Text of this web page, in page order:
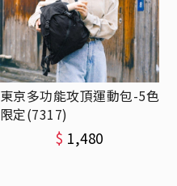
東京多功能攻頂運動包-5色
限定(7317)
$ 1,480